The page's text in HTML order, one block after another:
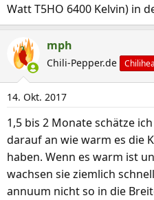
Watt T5HO 6400 Kelvin) in
mph
Chili-Pepper.de
14. Okt. 2017
1,5 bis 2 Monate schätze
darauf an wie warm es die
haben. Wenn es warm ist
wachsen sie ziemlich
annuum nicht so in die